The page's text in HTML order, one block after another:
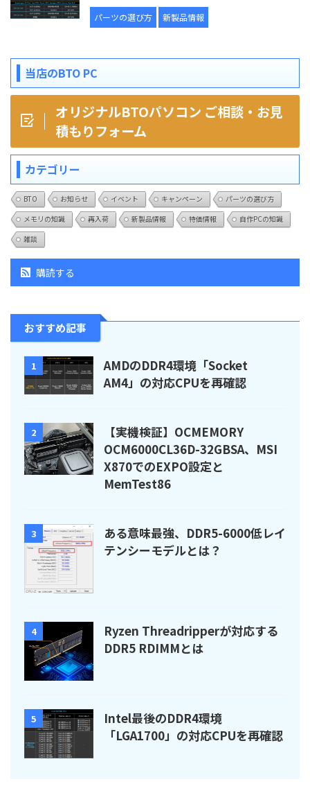
パーツの選び方 新製品情報
当店のBTO PC
オリジナルBTOパソコン ご相談・お見
積もりフォーム
カテゴリー
BTO お知らせ イベント キャンペーン
パーツの選び方
メモリの知識
再入荷 新製品情報 特価情報
自作PCの知識
雑談
購読する
おすすめ記事
1
AMDのDDR4環境「Socket
AM4」の対応CPUを再確認
2
【実機検証】OCMEMORY
OCM6000CL36D-32GBSA、MSI
X870でのEXPO設定と
MemTest86
3
ある意味最強、DDR5-6000低レイ
テンシーモデルとは？
4
Ryzen Threadripperが対応する
DDR5 RDIMMとは
5
Intel最後のDDR4環境
「LGA1700」の対応CPUを再確認